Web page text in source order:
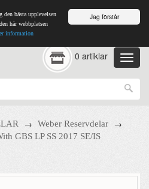
Jag förstår
bästa upplevelsen
här webbplatsen
information
0 artiklar
→ Weber Reservdelar →
GBS LP SS 2017 SE/IS